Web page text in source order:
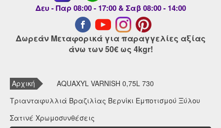
Δευ - Παρ 08:00 - 17:00 & Σαβ 08:00 - 14:00
Δωρεάν Μεταφορικά για παραγγελίες αξίας
άνω των 50€ ως 4kgr!
Αρχική
AQUAXYL VARNISH 0,75L 730
Τριανταφυλλιά Βραζιλίας Βερνίκι Εμποτισμού Ξύλου
Σατινέ Χρωμοσυνθέσεις